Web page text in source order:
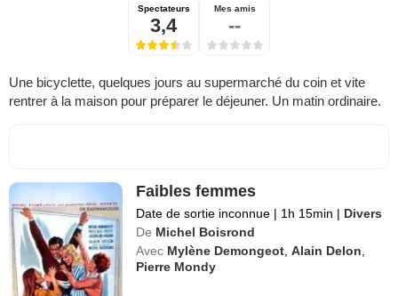
Spectateurs
3,4
Mes amis
--
Une bicyclette, quelques jours au supermarché du coin et vite
rentrer à la maison pour préparer le déjeuner. Un matin ordinaire.
Faibles femmes
Date de sortie inconnue | 1h 15min | Divers
De Michel Boisrond
Avec Mylène Demongeot ,Alain Delon
Pierre Mondy